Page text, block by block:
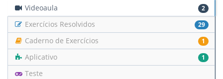
Videoaula 2
Exercícios Resolvidos 29
Caderno de Exercícios 1
Aplicativo 1
Teste